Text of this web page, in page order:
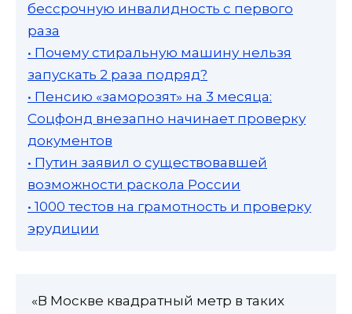
бессрочную инвалидность с первого
раза
• Почему стиральную машину нельзя
запускать 2 раза подряд?
• Пенсию «заморозят» на 3 месяца:
Соцфонд внезапно начинает проверку
документов
• Путин заявил о существовавшей
возможности раскола России
• 1000 тестов на грамотность и проверку
эрудиции
«В Москве квадратный метр в таких